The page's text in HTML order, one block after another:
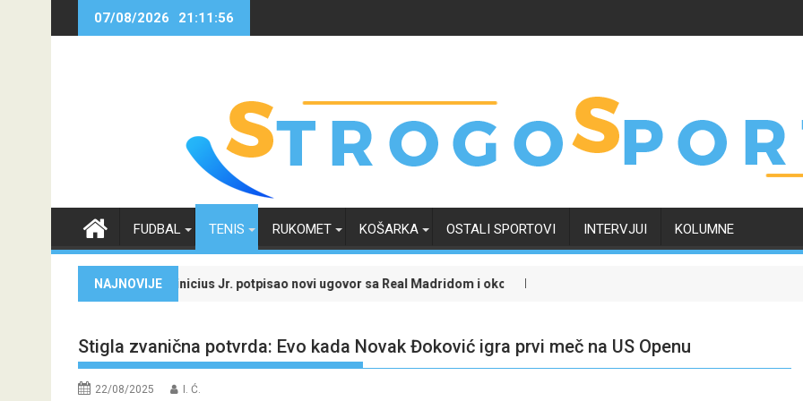
07/08/2026 21:11:56
FUDBAL TENIS RUKOMET KOŠARKA OSTALI SPORTOVI INTERVJUI KOLUMNE
NAJNOVIJE
jedinstvenu ponudu
Vinicius Jr. potpisao novi ugovor sa Real Madridom i okončao neizvijesnost oko svoje budućnosti
Evropski četvrtak zanimljiviji uz Meridian: Isprati borbu za
Stigla zvanična potvrda: Evo kada Novak Đoković igra prvi meč na US Openu
22/08/2025 I. Ć.